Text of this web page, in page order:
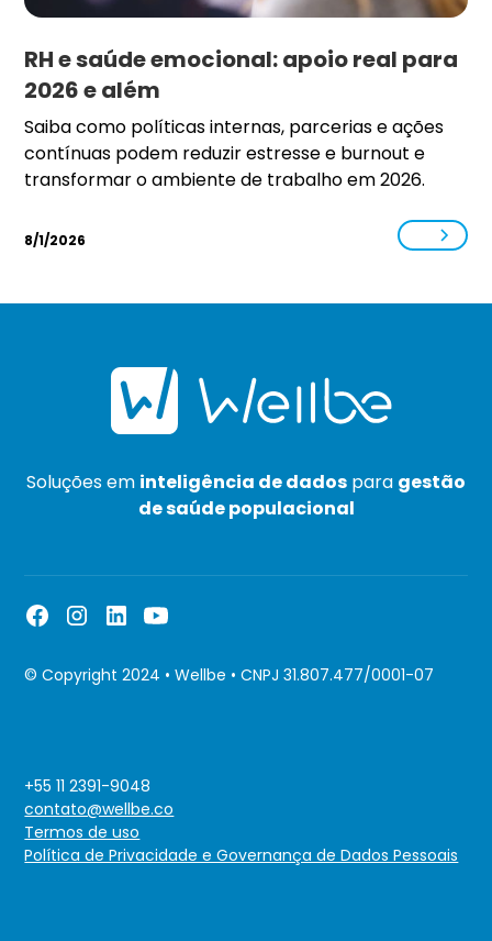
RH e saúde emocional: apoio real para
2026 e além
Saiba como políticas internas, parcerias e ações
contínuas podem reduzir estresse e burnout e
transformar o ambiente de trabalho em 2026.
8/1/2026
Soluções em inteligência de dados para gestão
de saúde populacional
© Copyright 2024 • Wellbe • CNPJ 31.807.477/0001-07
Termos de uso
Política de Privacidade e Governança de Dados Pessoais
+55 11 2391-9048
contato@wellbe.co